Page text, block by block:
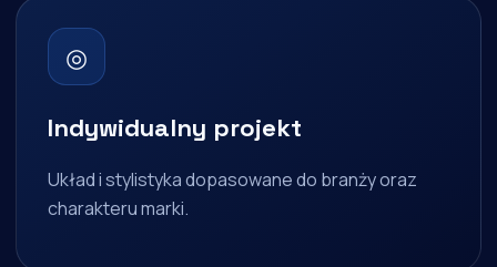
◎
Indywidualny projekt
Układ i stylistyka dopasowane do branży oraz
charakteru marki.